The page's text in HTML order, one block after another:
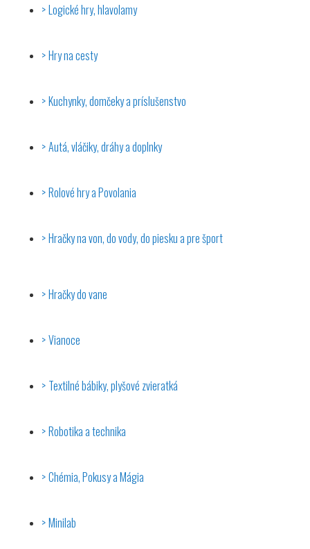
Logické hry, hlavolamy
Hry na cesty
Kuchynky, domčeky a príslušenstvo
Autá, vláčiky, dráhy a doplnky
Rolové hry a Povolania
Hračky na von, do vody, do piesku a pre šport
Hračky do vane
Vianoce
Textilné bábiky, plyšové zvieratká
Robotika a technika
Chémia, Pokusy a Mágia
Minilab